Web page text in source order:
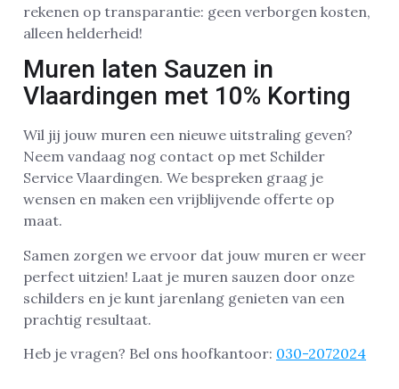
rekenen op transparantie: geen verborgen kosten,
alleen helderheid!
Muren laten Sauzen in
Vlaardingen met 10% Korting
Wil jij jouw muren een nieuwe uitstraling geven?
Neem vandaag nog contact op met Schilder
Service Vlaardingen. We bespreken graag je
wensen en maken een vrijblijvende offerte op
maat.
Samen zorgen we ervoor dat jouw muren er weer
perfect uitzien! Laat je muren sauzen door onze
schilders en je kunt jarenlang genieten van een
prachtig resultaat.
Heb je vragen? Bel ons hoofkantoor: 030-2072024